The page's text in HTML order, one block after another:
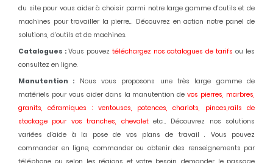
du site pour vous aider à choisir parmi notre large gamme d'outils et de
machines pour travailler la pierre... Découvrez en action notre panel de
solutions, d'outils et de machines.
Catalogues : Vous pouvez téléchargez nos catalogues de tarifs ou les
consultez en ligne.
Manutention : Nous vous proposons une très large gamme de
matériels pour vous aider dans la manutention devos pierres, marbres,
granits, céramiques : ventouses, potences, chariots, pinces,rails de
stockage pour vos tranches, chevalet etc... Découvrez nos solutions
variées d’aide à la pose de vos plans de travail . Vous pouvez
commander en ligne, commander ou obtenir des renseignements par